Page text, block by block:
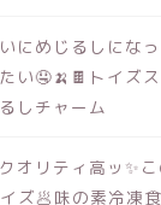
にめじるしにな
い🤤🍌🍫トイズ
しチャーム
オリティ高ッ✨
ズ🥟味の素冷凍